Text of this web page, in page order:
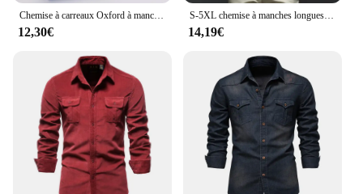
12,30€
S-5XL chemise à manches longues pour hommes sans fer déformable degré robe d'affaires haut de gamme professionnel décontracté imbibé chemise blanche
14,19€